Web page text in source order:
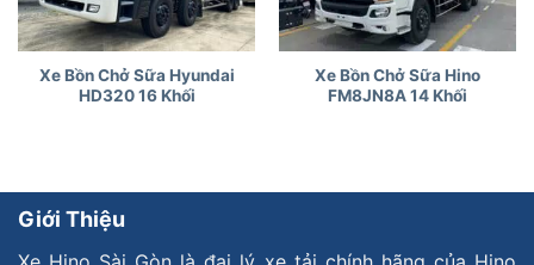
Xe Bồn Chở Sữa Hyundai
HD320 16 Khối
Xe Bồn Chở Sữa Hino
FM8JN8A 14 Khối
Giới Thiệu